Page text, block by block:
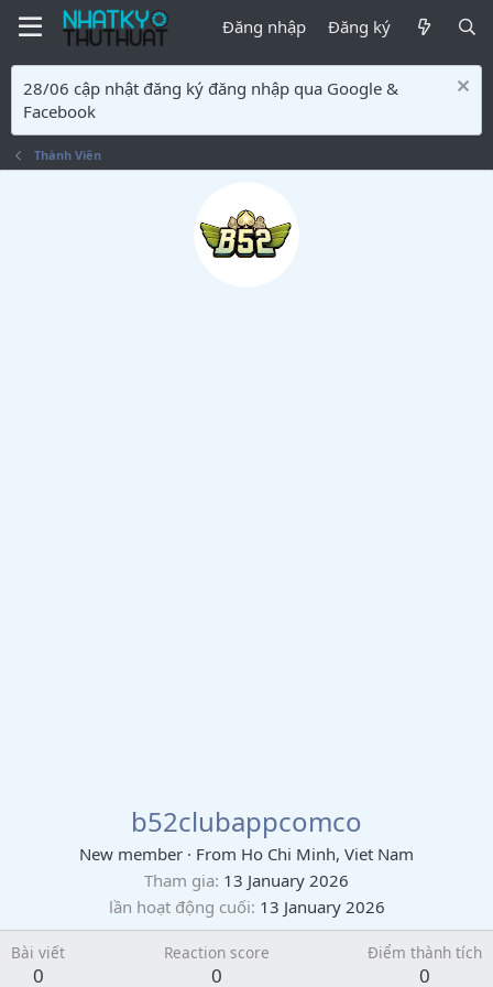
Đăng nhập Đăng ký
28/06 cập nhật đăng ký đăng nhập qua Google &
Facebook
Thành Viên
b52clubappcomco
New member · From Ho Chi Minh, Viet Nam
Tham gia 13 January 2026
lần hoạt động cuối 13 January 2026
Bài viết
0
Reaction score
0
Điểm thành tích
0